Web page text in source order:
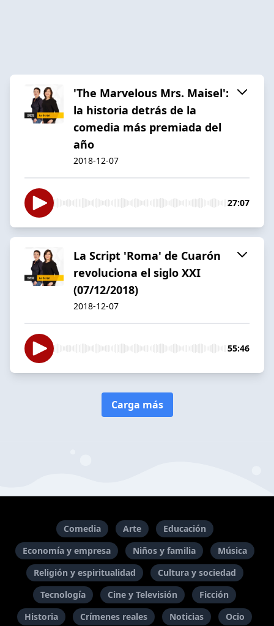
'The Marvelous Mrs. Maisel':
la historia detrás de la
comedia más premiada del
año
2018-12-07
27:07
La Script 'Roma' de Cuarón
revoluciona el siglo XXI
(07/12/2018)
2018-12-07
55:46
Carga más
Comedia Arte
Educación
Economía y empresa
Niños y familia
Música
Religión y espiritualidad
Cultura y sociedad
Tecnología
Cine y Televisión
Ficción
Historia
Crímenes reales Noticias Ocio